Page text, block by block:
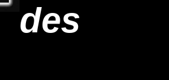
des